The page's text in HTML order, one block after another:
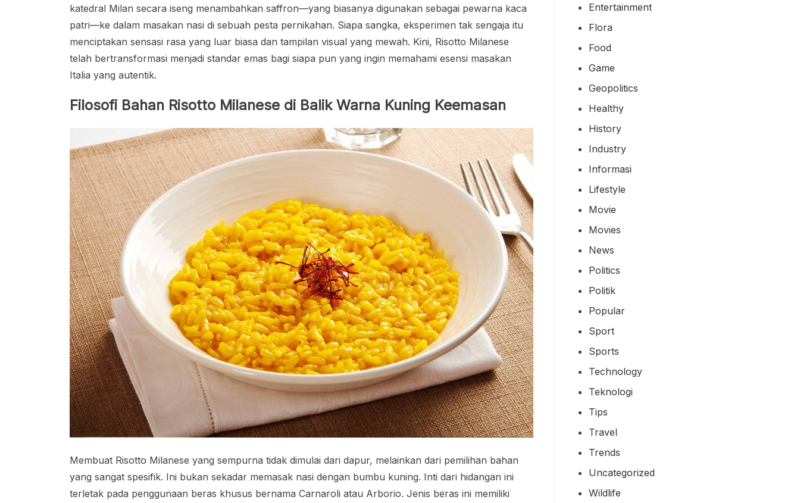
katedral Milan secara iseng menambahkan saffron—yang biasanya digunakan sebagai pewarna kaca
patri—ke dalam masakan nasi di sebuah pesta pernikahan. Siapa sangka, eksperimen tak sengaja itu
menciptakan sensasi rasa yang luar biasa dan tampilan visual yang mewah. Kini, Risotto Milanese
telah bertransformasi menjadi standar emas bagi siapa pun yang ingin memahami esensi masakan
Italia yang autentik.
Filosofi Bahan Risotto Milanese di Balik Warna Kuning Keemasan
Membuat Risotto Milanese yang sempurna tidak dimulai dari dapur, melainkan dari pemilihan bahan
yang sangat spesifik. Ini bukan sekadar memasak nasi dengan bumbu kuning. Inti dari hidangan ini
terletak pada penggunaan beras khusus bernama Carnaroli atau Arborio. Jenis beras ini memiliki
Entertainment
Flora
Food
Game
Geopolitics
Healthy
History
Industry
Informasi
Lifestyle
Movie
Movies
News
Politics
Politik
Popular
Sport
Sports
Technology
Teknologi
Tips
Travel
Trends
Uncategorized
Wildlife